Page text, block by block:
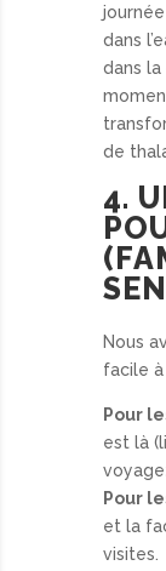
dans
dans la
de
4.
Nous
facile à
Pour
est là
Pour
et la
visites.